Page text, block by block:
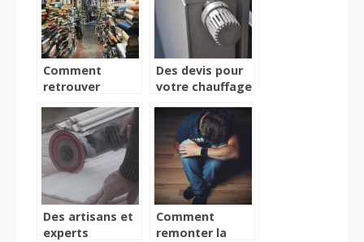
Comment
retrouver
bibliothèque en
France?
Des devis pour
votre chauffage
professionnels
Des artisans et
experts
Comment
remonter la